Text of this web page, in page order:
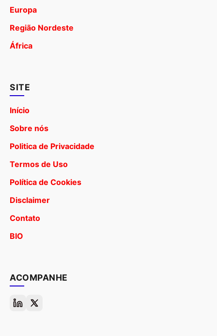
Europa
Região Nordeste
África
SITE
Início
Sobre nós
Politica de Privacidade
Termos de Uso
Política de Cookies
Disclaimer
Contato
BIO
ACOMPANHE